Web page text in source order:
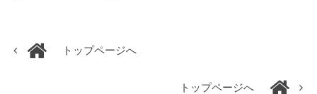
トップページへ
トップページへ